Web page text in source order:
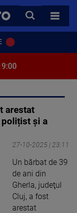
CAUTA
TOATE
arestat
polițist și a
27-10-2025 | 23:11
Un bărbat de 39
de ani din
Gherla, judeţul
Cluj, a fost
arestat